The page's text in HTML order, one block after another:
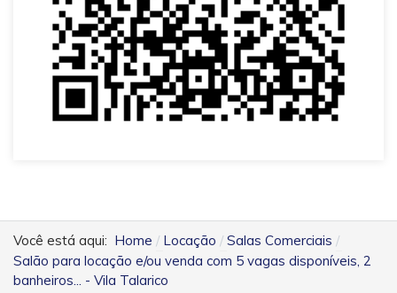
Você está aqui: Home Locação
Salas Comerciais
Salão para locação e/ou venda com 5 vagas disponíveis, 2
banheiros... - Vila Talarico